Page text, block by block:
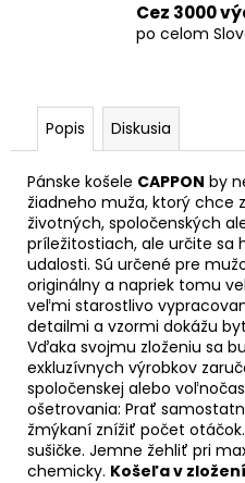
Cez 3000
po celom
Popis Diskusia
Pánske košele CAPPON by
žiadneho muža, ktorý chce
životných, spoločenských
príležitostiach, ale určite sa
udalosti. Sú určené pre
originálny a napriek tomu
veľmi starostlivo
detailmi a vzormi dokážu
Vďaka svojmu zloženiu sa
exkluzívnych výrobkov
spoločenskej alebo
ošetrovania: Prať
žmýkaní znížiť počet
sušičke. Jemne žehliť pri
chemicky. Košeľa v zložení